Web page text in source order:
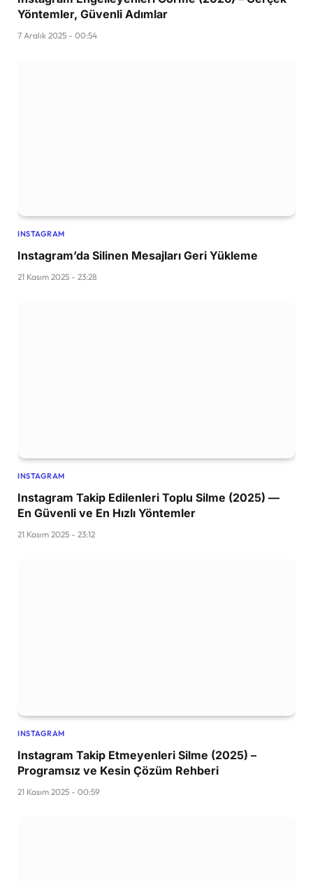
Yöntemler, Güvenli Adımlar
7 Aralık 2025 - 00:54
INSTAGRAM
Instagram’da Silinen Mesajları Geri Yükleme
21 Kasım 2025 - 23:28
INSTAGRAM
Instagram Takip Edilenleri Toplu Silme (2025) —
En Güvenli ve En Hızlı Yöntemler
21 Kasım 2025 - 23:12
INSTAGRAM
Instagram Takip Etmeyenleri Silme (2025) –
Programsız ve Kesin Çözüm Rehberi
21 Kasım 2025 - 00:59